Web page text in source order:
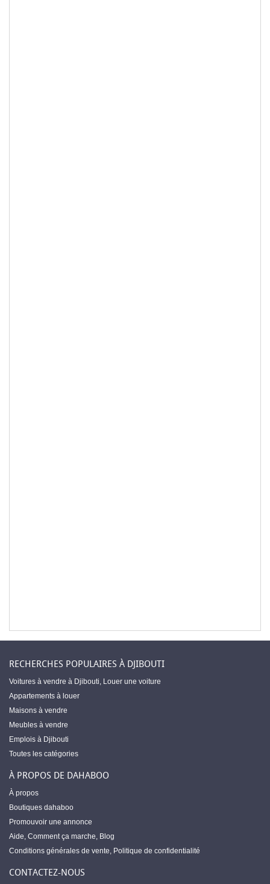
RECHERCHES POPULAIRES À DJIBOUTI
Voitures à vendre à Djibouti, Louer une voiture
Appartements à louer
Maisons à vendre
Meubles à vendre
Emplois à Djibouti
Toutes les catégories
À PROPOS DE DAHABOO
À propos
Boutiques dahaboo
Promouvoir une annonce
Aide, Comment ça marche, Blog
Conditions générales de vente, Politique de confidentialité
CONTACTEZ-NOUS